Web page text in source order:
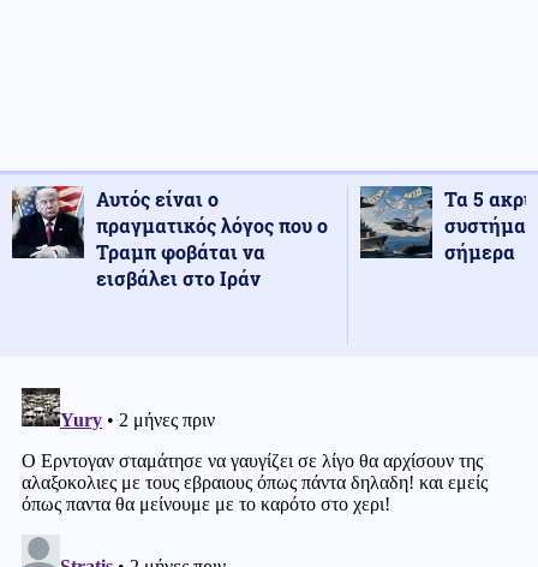
Αυτός είναι ο
πραγματικός λόγος που ο
Τραμπ φοβάται να
εισβάλει στο Ιράν
Τα 5
σήμερα